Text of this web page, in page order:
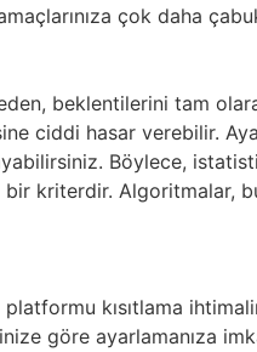
çok daha
beklentilerini tam
ciddi hasar verebilir.
Böylece,
bir kriterdir. Algoritmalar,
kısıtlama
göre ayarlamanıza